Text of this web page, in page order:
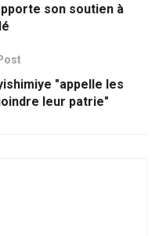
son soutien à
"appelle les
leur patrie"